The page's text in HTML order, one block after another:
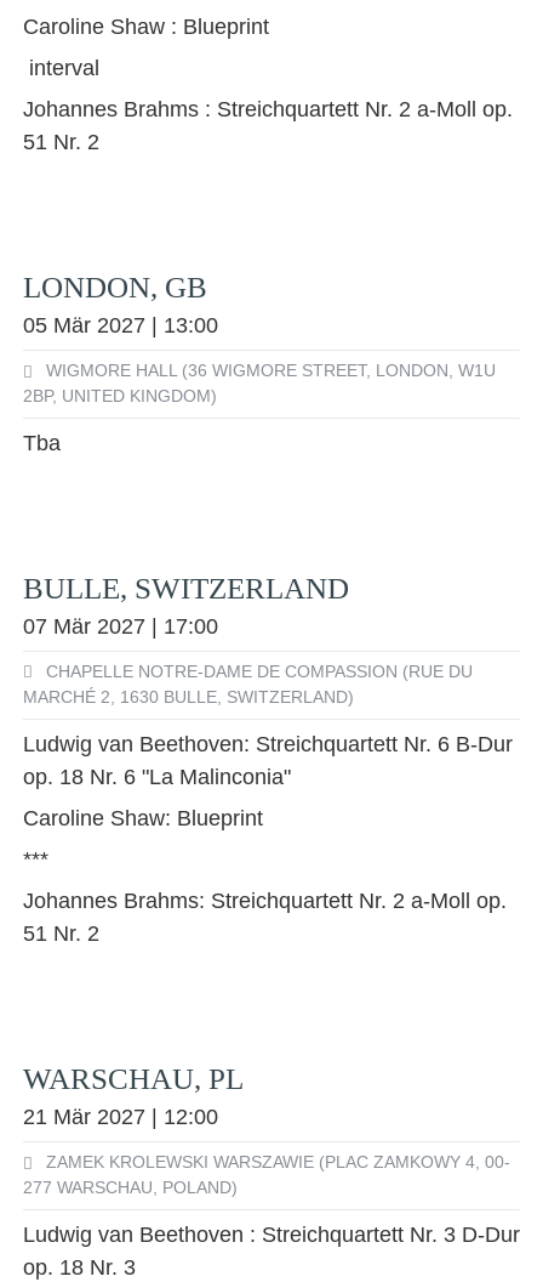
Caroline Shaw : Blueprint
interval
Johannes Brahms : Streichquartett Nr. 2 a-Moll op.
51 Nr. 2
LONDON, GB
05 Mär 2027 | 13:00
WIGMORE HALL (36 WIGMORE STREET, LONDON, W1U
2BP, UNITED KINGDOM)
Tba
BULLE, SWITZERLAND
07 Mär 2027 | 17:00
CHAPELLE NOTRE-DAME DE COMPASSION (RUE DU
MARCHÉ 2, 1630 BULLE, SWITZERLAND)
Ludwig van Beethoven: Streichquartett Nr. 6 B-Dur
op. 18 Nr. 6 "La Malinconia"
Caroline Shaw: Blueprint
***
Johannes Brahms: Streichquartett Nr. 2 a-Moll op.
51 Nr. 2
WARSCHAU, PL
21 Mär 2027 | 12:00
ZAMEK KROLEWSKI WARSZAWIE (PLAC ZAMKOWY 4, 00-
277 WARSCHAU, POLAND)
Ludwig van Beethoven : Streichquartett Nr. 3 D-Dur
op. 18 Nr. 3